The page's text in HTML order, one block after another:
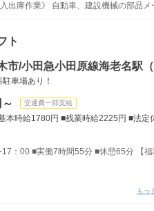
入出庫作業》 自動車、建設機械の部品
ト
市/小田急小田原線海老名駅（
車場あり！
交通費一部支給
本時給1780円 ■残業時給2225円 ■法
：00 ■実働7時間55分 ■休憩65分 【
もっ